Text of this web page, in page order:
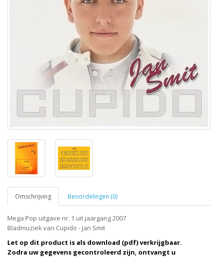
Omschrijving Beoordelingen (0)
Mega Pop uitgave nr. 1 uit jaargang 2007
Bladmuziek van Cupido - Jan Smit
Let op dit product is als download (pdf) verkrijgbaar.
Zodra uw gegevens gecontroleerd zijn, ontvangt u